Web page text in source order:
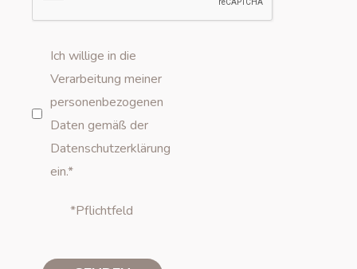
Ich willige in die
Verarbeitung meiner
personenbezogenen
Daten gemäß der
Datenschutzerklärung
ein.*
*Pflichtfeld